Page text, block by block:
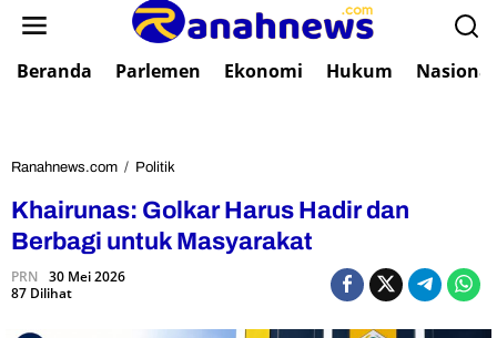
Beranda Parlemen Ekonomi Hukum Nasional
Ranahnews.com / Politik
a
i
Khairunas: Golkar Harus Hadir dan
Berbagi untuk Masyarakat
PRN 30 Mei 2026
87 Dilihat